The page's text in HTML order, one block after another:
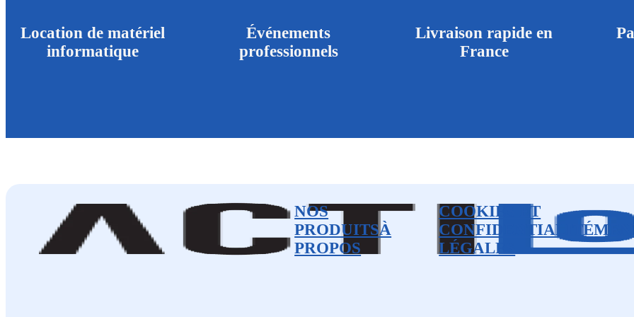
Location de matériel
informatique
Événements
professionnels
Livraison rapide en
France
NOS
PRODUITSÀ
PROPOS
COOKIES ET
CONFIDENTIALITÉ
LÉGALES